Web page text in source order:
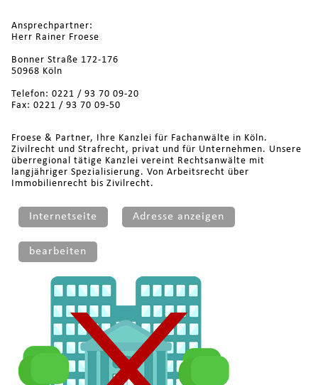
Ansprechpartner:
Herr Rainer Froese
Bonner Straße 172-176
50968 Köln
Telefon: 0221 / 93 70 09-20
Fax: 0221 / 93 70 09-50
Froese & Partner, Ihre Kanzlei für Fachanwälte in Köln.
Zivilrecht und Strafrecht, privat und für Unternehmen. Unsere
überregional tätige Kanzlei vereint Rechtsanwälte mit
langjähriger Spezialisierung. Von Arbeitsrecht über
Immobilienrecht bis Zivilrecht.
Internetseite Adresse anzeigen
bearbeiten